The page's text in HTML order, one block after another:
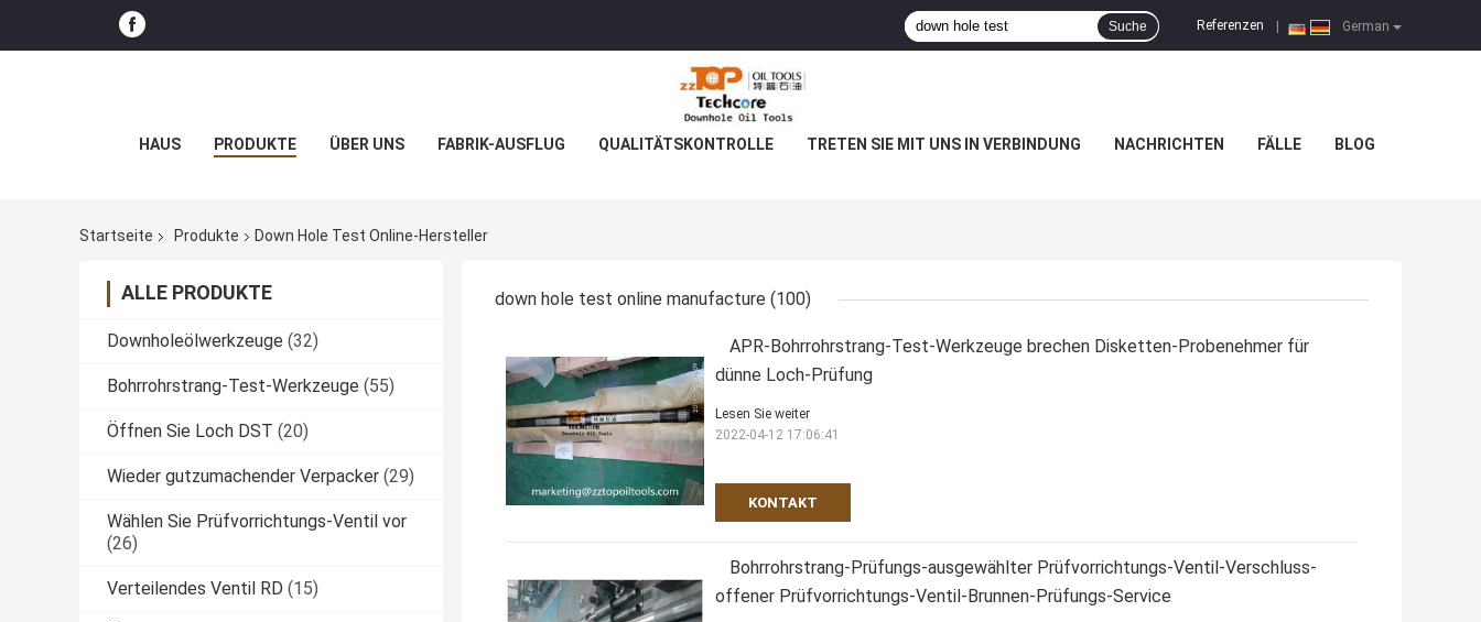
German
Referenzen
Suche
HAUS PRODUKTE ÜBER UNS FABRIK-AUSFLUG QUALITÄTSKONTROLLE TRETEN SIE MIT UNS IN VERBINDUNG NACHRICHTEN FÄLLE BLOG
Startseite Produkte Down Hole Test Online-Hersteller
ALLE PRODUKTE
Downholeölwerkzeuge (32)
Bohrrohrstrang-Test-Werkzeuge (55)
Öffnen Sie Loch DST (20)
Wieder gutzumachender Verpacker (29)
Wählen Sie Prüfvorrichtungs-Ventil vor
(26)
Verteilendes Ventil RD (15)
down hole test online manufacture (100)
APR-Bohrrohrstrang-Test-Werkzeuge brechen Disketten-Probenehmer für
dünne Loch-Prüfung
KONTAKT
Lesen Sie weiter
2022-04-12 17:06:41
Bohrrohrstrang-Prüfungs-ausgewählter Prüfvorrichtungs-Ventil-Verschluss-
offener Prüfvorrichtungs-Ventil-Brunnen-Prüfungs-Service